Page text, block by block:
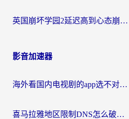
英国崩坏学园2延迟高到心态崩？海外党国服游戏加速终极指南
影音加速器
海外看国内电视剧的app选不对？这份回国加速器避坑指南帮你流畅追剧
喜马拉雅地区限制DNS怎么破？海外党听国内音乐听书的终极解决方案